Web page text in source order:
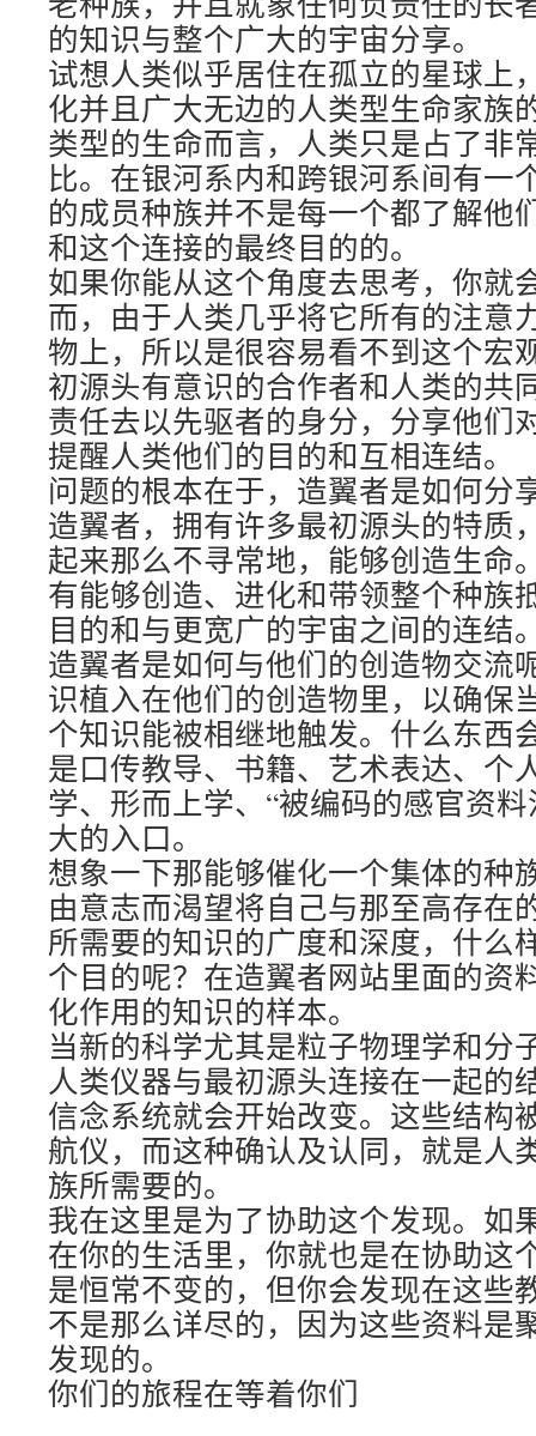
的知识与整个广大的宇宙分享。
试想人类似乎居住在孤立的星球上
化并且广大无边的人类型生命家族
类型的生命而言，人类只是占了非
比。在银河系内和跨银河系间有一
的成员种族并不是每一个都了解他
和这个连接的最终目的的。
如果你能从这个角度去思考，你就
而，由于人类几乎将它所有的注意
物上，所以是很容易看不到这个宏
初源头有意识的合作者和人类的共
责任去以先驱者的身分，分享他们
提醒人类他们的目的和互相连结。
问题的根本在于，造翼者是如何分
造翼者，拥有许多最初源头的特质
起来那么不寻常地，能够创造生命
有能够创造、进化和带领整个种族
目的和与更宽广的宇宙之间的连结
造翼者是如何与他们的创造物交流
识植入在他们的创造物里，以确保
个知识能被相继地触发。什么东西
是口传教导、书籍、艺术表达、个
学、形而上学、“被编码的感官资
大的入口。
想象一下那能够催化一个集体的种
由意志而渴望将自己与那至高存在
所需要的知识的广度和深度，什么
个目的呢？在造翼者网站里面的资
化作用的知识的样本。
当新的科学尤其是粒子物理学和分
人类仪器与最初源头连接在一起的
信念系统就会开始改变。这些结构
航仪，而这种确认及认同，就是人
族所需要的。
我在这里是为了协助这个发现。如
在你的生活里，你就也是在协助这
是恒常不变的，但你会发现在这些
不是那么详尽的，因为这些资料是
发现的。
你们的旅程在等着你们